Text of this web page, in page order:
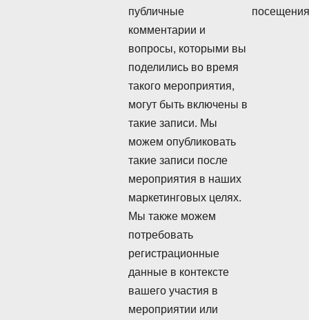
публичные
комментарии и
вопросы, которыми вы
поделились во время
такого мероприятия,
могут быть включены в
такие записи. Мы
можем опубликовать
такие записи после
мероприятия в наших
маркетинговых целях.
Мы также можем
потребовать
регистрационные
данные в контексте
вашего участия в
мероприятии или